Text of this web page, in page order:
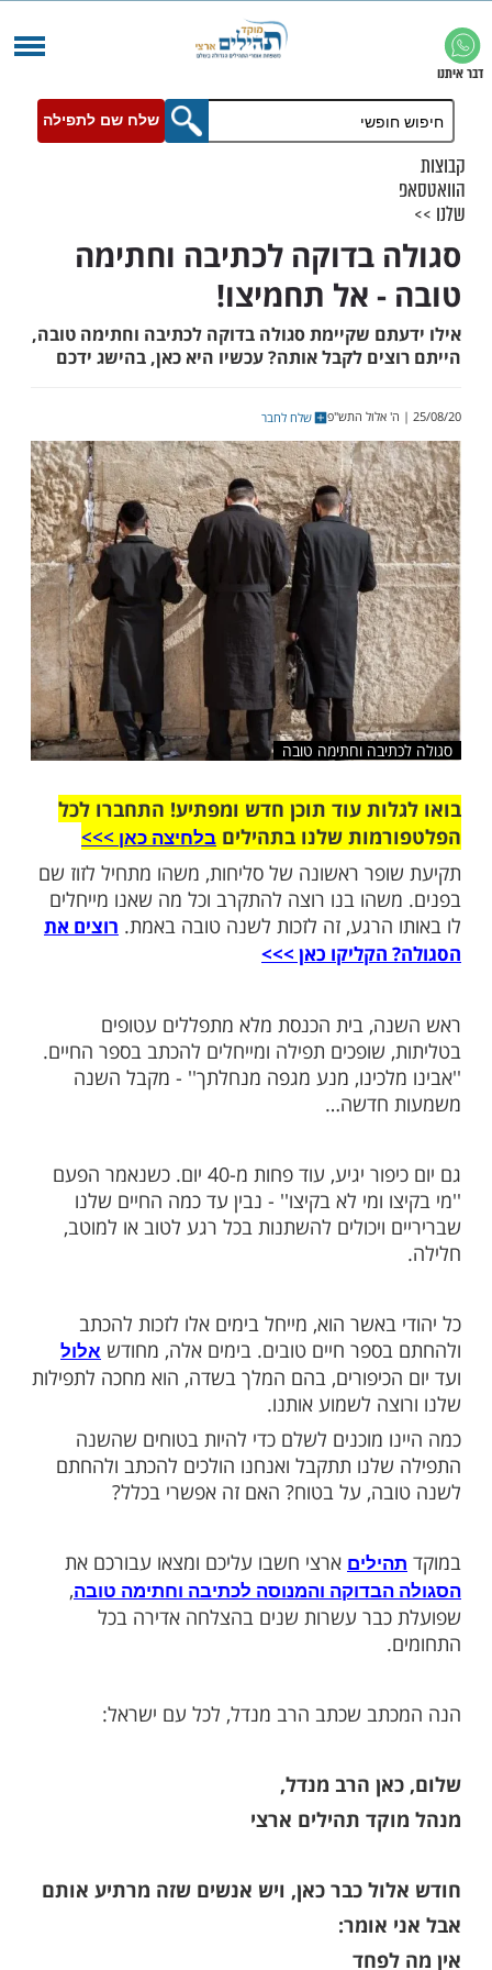
שלח שם לתפילה
בדוקה לכתיבה וחתימה
אל תחמיצו!
שקיימת סגולה בדוקה לכתיבה וחתימה טובה,
לקבל אותה? עכשיו היא כאן, בהישג ידכם
שלח לחבר
וחתימה טובה
עוד תוכן חדש ומפתיע! התחברו לכל
שלנו בתהילים בלחיצה כאן >>>​
ראשונה של סליחות, משהו מתחיל לזוז שם
בנו רוצה להתקרב וכל מה שאנו מייחלים
כאן >>>
תפילה ומייחלים להכתב בספר החיים.
מנע מגפה מנחלתך'' - מקבל השנה
חדשה…
גם יום כיפור יגיע, עוד פחות מ-40 יום. כשנאמר הפעם
ומי לא בקיצו'' - נבין עד כמה החיים שלנו
הוא, מייחל בימים אלו לזכות להכתב
בהם המלך בשדה, הוא מחכה לתפילות
מוכנים לשלם כדי להיות בטוחים שהשנה
תתקבל ואנחנו הולכים להכתב ולהחתם
ארצי חשבו עליכם ומצאו עבורכם את